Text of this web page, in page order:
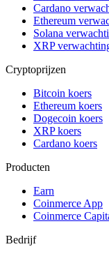
Cardano
Ethereum
Solana
XRP
Cryptoprijzen
Bitcoin koers
Ethereum koers
Dogecoin koers
XRP koers
Cardano koers
Producten
Earn
Coinmerce App
Coinmerce
Bedrijf